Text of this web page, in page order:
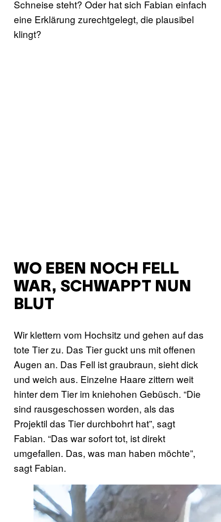
Schneise steht? Oder hat sich Fabian einfach
eine Erklärung zurechtgelegt, die plausibel
klingt?
WO EBEN NOCH FELL
WAR, SCHWAPPT NUN
BLUT
Wir klettern vom Hochsitz und gehen auf das
tote Tier zu. Das Tier guckt uns mit offenen
Augen an. Das Fell ist graubraun, sieht dick
und weich aus. Einzelne Haare zittern weit
hinter dem Tier im kniehohen Gebüsch. “Die
sind rausgeschossen worden, als das
Projektil das Tier durchbohrt hat”, sagt
Fabian. “Das war sofort tot, ist direkt
umgefallen. Das, was man haben möchte”,
sagt Fabian.